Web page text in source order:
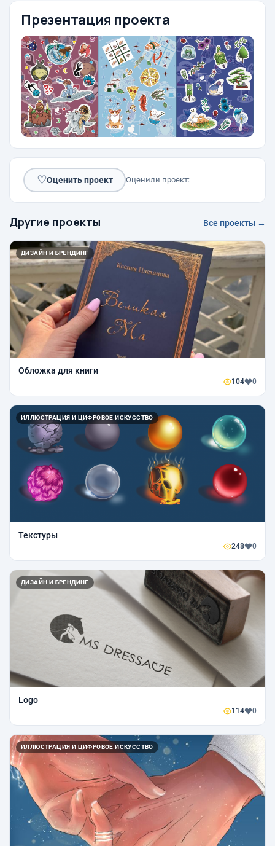
Презентация проекта
♡Оценить проект Оценили проект:
Другие проекты Все проекты →
ДИЗАЙН И БРЕНДИНГ
Обложка для книги
104 0
ИЛЛЮСТРАЦИЯ И ЦИФРОВОЕ ИСКУССТВО
Текстуры
248 0
ДИЗАЙН И БРЕНДИНГ
Logo
114 0
ИЛЛЮСТРАЦИЯ И ЦИФРОВОЕ ИСКУССТВО